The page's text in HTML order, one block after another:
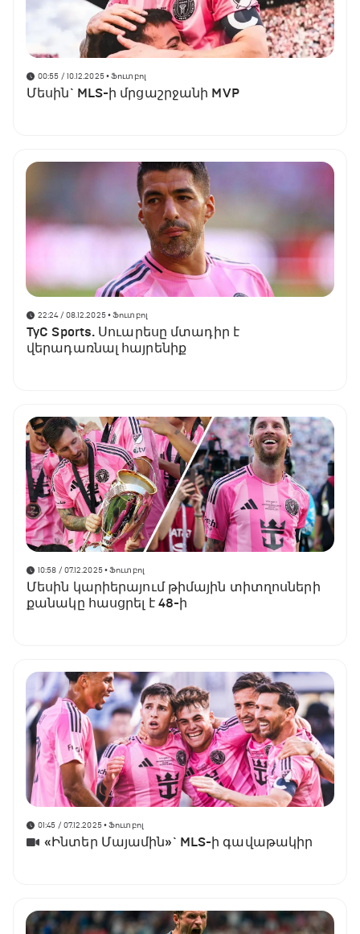
00:55 / 10.12.2025• Ֆուտբոլ
Մեսին` MLS-ի մրցաշրջանի MVP
22:24 / 08.12.2025• Ֆուտբոլ
TyC Sports. Սուարեսը մտադիր է
վերադառնալ հայրենիք
10:58 / 07.12.2025• Ֆուտբոլ
Մեսին կարիերայում թիմային տիտղոսների
քանակը հասցրել է 48-ի
01:45 / 07.12.2025• Ֆուտբոլ
«Ինտեր Մայամին»` MLS-ի գավաթակիր